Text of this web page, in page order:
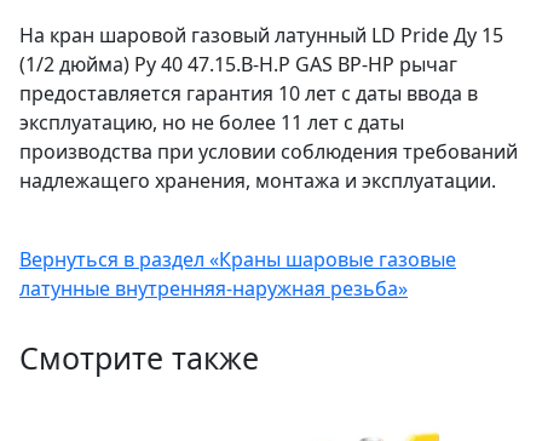
На кран шаровой газовый латунный LD Pride Ду 15
(1/2 дюйма) Ру 40 47.15.В-Н.Р GAS ВР-НР рычаг
предоставляется гарантия 10 лет с даты ввода в
эксплуатацию, но не более 11 лет с даты
производства при условии соблюдения требований
надлежащего хранения, монтажа и эксплуатации.
Вернуться в раздел «Краны шаровые газовые
латунные внутренняя-наружная резьба»
Смотрите также